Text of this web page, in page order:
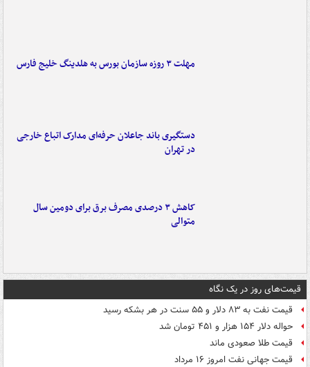
مهلت ۳ روزه سازمان بورس به هلدینگ خلیج فارس
دستگیری باند جاعلان حرفه‌ای مدارک اتباع خارجی
در تهران
کاهش ۳ درصدی مصرف برق برای دومین سال
متوالی
قیمت‌های روز در یک نگاه
قیمت نفت به ۸۳ دلار و ۵۵ سنت در هر بشکه رسید
حواله دلار ۱۵۴ هزار و ۴۵۱ تومان شد
قیمت طلا صعودی ماند
قیمت جهانی نفت امروز ۱۶ مرداد